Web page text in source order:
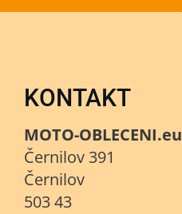
KONTAKT
MOTO-OBLECENI.eu
Černilov 391
Černilov
503 43